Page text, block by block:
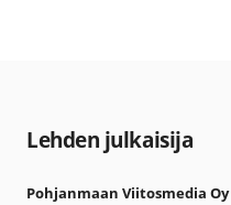
Lehden julkaisija
Pohjanmaan Viitosmedia Oy